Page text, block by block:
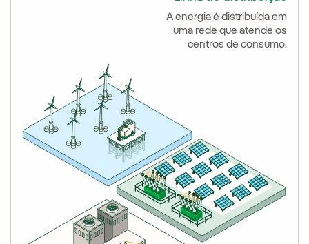
A energia é distribuída em
uma rede que atende os
centros de consumo.